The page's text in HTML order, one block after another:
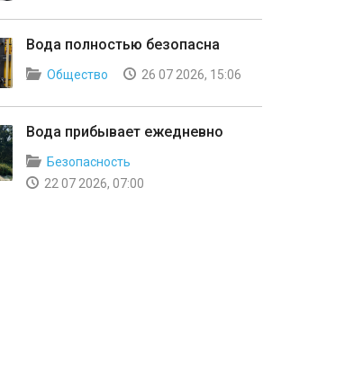
Вода полностью безопасна
Общество 26 07 2026, 15:06
Вода прибывает ежедневно
Безопасность
22 07 2026, 07:00